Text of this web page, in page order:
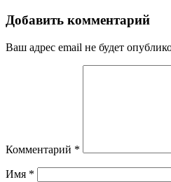
Добавить комментарий
Ваш адрес email не будет
Комментарий *
Имя *